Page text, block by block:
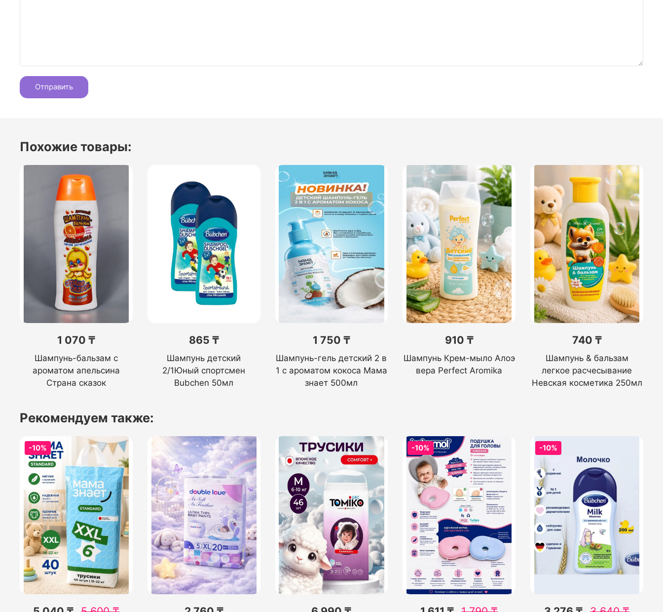
Похожие товары:
1 070 ₸
Шампунь-бальзам с
ароматом апельсина
Страна сказок
865 ₸
Шампунь детский
2/1Юный спортсмен
Bubchen 50мл
1 750 ₸
Шампунь-гель детский 2 в
1 с ароматом кокоса Мама
знает 500мл
910 ₸
Шампунь Крем-мыло Алоэ
вера Perfect Aromika
740 ₸
Шампунь & бальзам
легкое расчесывание
Невская косметика 250мл
Рекомендуем также:
-10% -10% -10%